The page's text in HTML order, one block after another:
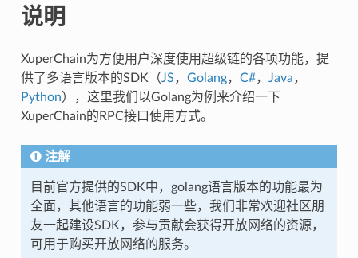
说明
XuperChain为方便用户深度使用超级链的各项功能，提
供了多语言版本的SDK（JS， Golang， C#， Java，
Python），这里我们以Golang为例来介绍一下
XuperChain的RPC接口使用方式。
注解
目前官方提供的SDK中，golang语言版本的功能最为
全面，其他语言的功能弱一些，我们非常欢迎社区朋
友一起建设SDK，参与贡献会获得开放网络的资源，
可用于购买开放网络的服务。